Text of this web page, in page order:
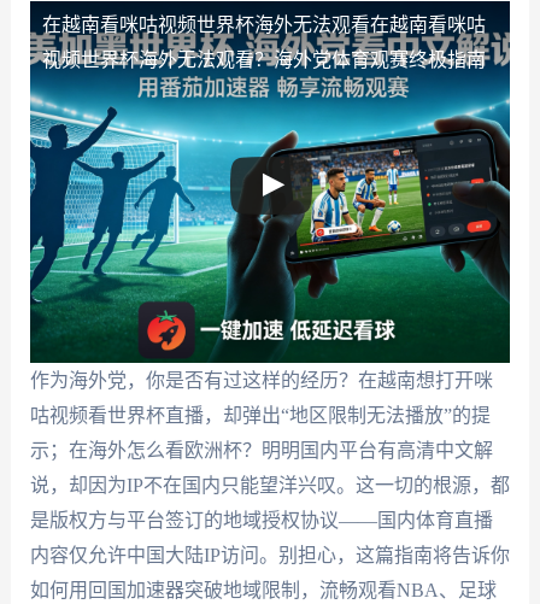
在越南看咪咕视频世界杯海外无法观看在越南看咪咕
视频世界杯海外无法观看？海外党体育观赛终极指南
作为海外党，你是否有过这样的经历？在越南想打开咪
咕视频看世界杯直播，却弹出“地区限制无法播放”的提
示；在海外怎么看欧洲杯？明明国内平台有高清中文解
说，却因为IP不在国内只能望洋兴叹。这一切的根源，都
是版权方与平台签订的地域授权协议——国内体育直播
内容仅允许中国大陆IP访问。别担心，这篇指南将告诉你
如何用回国加速器突破地域限制，流畅观看NBA、足球